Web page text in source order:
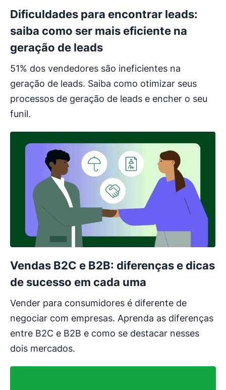
Dificuldades para encontrar leads:
saiba como ser mais eficiente na
geração de leads
51% dos vendedores são ineficientes na
geração de leads. Saiba como otimizar seus
processos de geração de leads e encher o seu
funil.
Vendas B2C e B2B: diferenças e dicas
de sucesso em cada uma
Vender para consumidores é diferente de
negociar com empresas. Aprenda as diferenças
entre B2C e B2B e como se destacar nesses
dois mercados.